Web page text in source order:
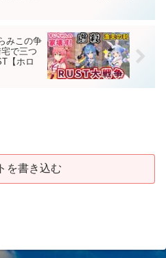
みこの争
で三つ
【ホロ
を書き込む